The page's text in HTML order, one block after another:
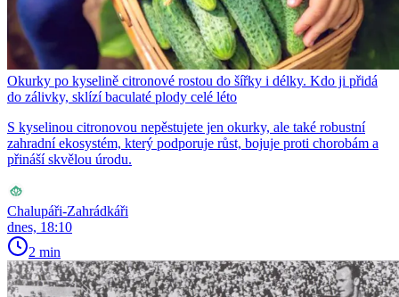
Okurky po kyselině citronové rostou do šířky i délky. Kdo ji přidá
do zálivky, sklízí baculaté plody celé léto
S kyselinou citronovou nepěstujete jen okurky, ale také robustní
zahradní ekosystém, který podporuje růst, bojuje proti chorobám a
přináší skvělou úrodu.
Chalupáři-Zahrádkáři
dnes, 18:10
2 min